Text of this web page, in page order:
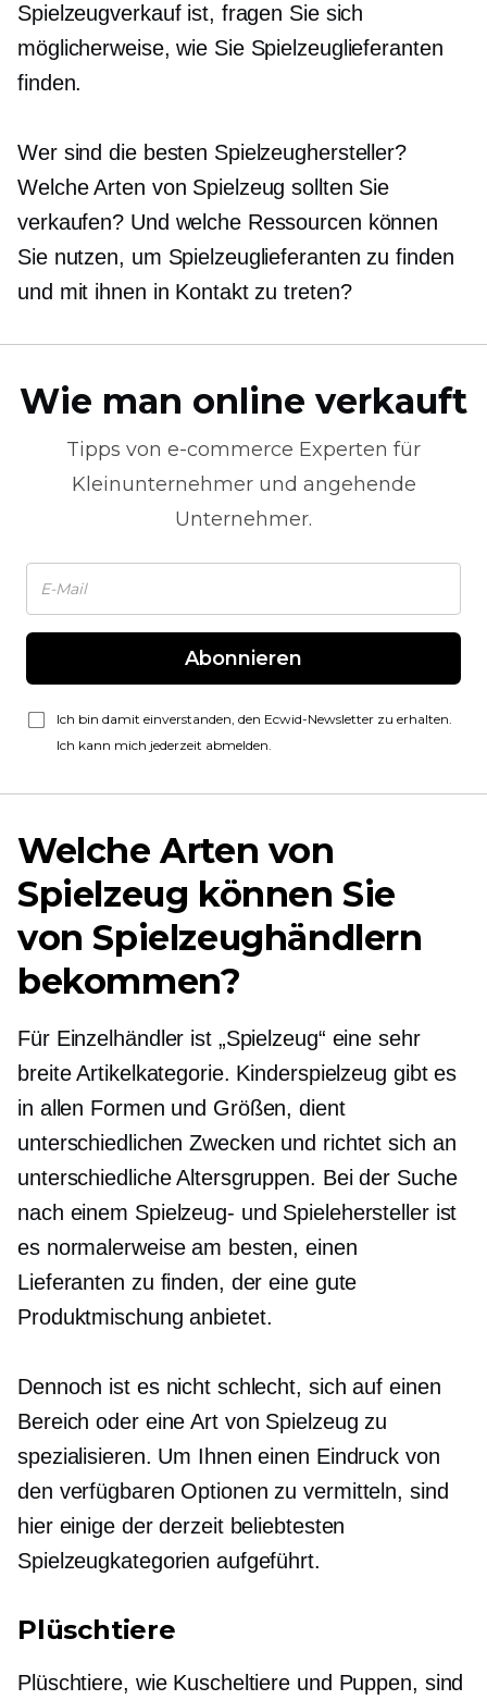
Spielzeugverkauf ist, fragen Sie sich
möglicherweise, wie Sie Spielzeuglieferanten
finden.
Wer sind die besten Spielzeughersteller?
Welche Arten von Spielzeug sollten Sie
verkaufen? Und welche Ressourcen können
Sie nutzen, um Spielzeuglieferanten zu finden
und mit ihnen in Kontakt zu treten?
Wie man online verkauft
Tipps von e-commerce Experten für
Kleinunternehmer und angehende
Unternehmer.
Abonnieren
Ich bin damit einverstanden, den Ecwid-Newsletter zu erhalten.
Ich kann mich jederzeit abmelden.
Welche Arten von
Spielzeug können Sie
von Spielzeughändlern
bekommen?
Für Einzelhändler ist „Spielzeug“ eine sehr
breite Artikelkategorie. Kinderspielzeug gibt es
in allen Formen und Größen, dient
unterschiedlichen Zwecken und richtet sich an
unterschiedliche Altersgruppen. Bei der Suche
nach einem Spielzeug- und Spielehersteller ist
es normalerweise am besten, einen
Lieferanten zu finden, der eine gute
Produktmischung anbietet.
Dennoch ist es nicht schlecht, sich auf einen
Bereich oder eine Art von Spielzeug zu
spezialisieren. Um Ihnen einen Eindruck von
den verfügbaren Optionen zu vermitteln, sind
hier einige der derzeit beliebtesten
Spielzeugkategorien aufgeführt.
Plüschtiere
Plüschtiere, wie Kuscheltiere und Puppen, sind